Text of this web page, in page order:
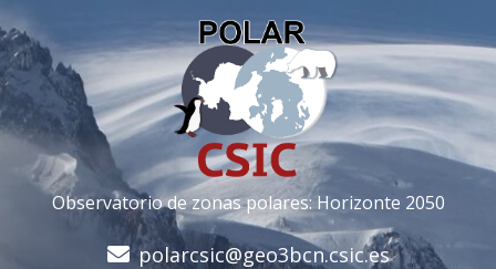
Observatorio de zonas polares: Horizonte 2050
polarcsic@geo3bcn.csic.es